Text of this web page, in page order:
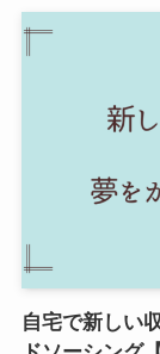
自宅で新しい